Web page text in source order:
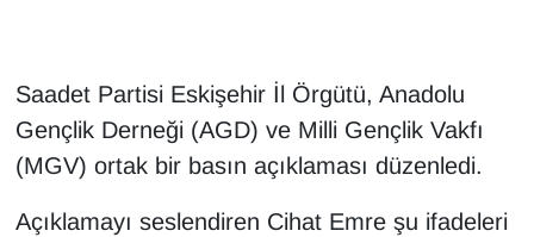
Saadet Partisi Eskişehir İl Örgütü, Anadolu
Gençlik Derneği (AGD) ve Milli Gençlik Vakfı
(MGV) ortak bir basın açıklaması düzenledi.
Açıklamayı seslendiren Cihat Emre şu ifadeleri